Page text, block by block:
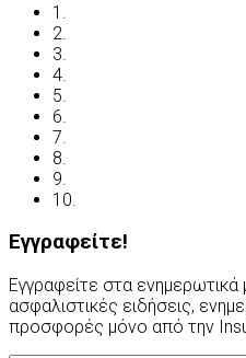
1.
2.
3.
4.
5.
6.
7.
8.
9.
10.
Εγγραφείτε!
Εγγραφείτε στα ενημερωτικά
ασφαλιστικές ειδήσεις,
προσφορές μόνο από την